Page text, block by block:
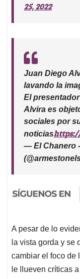
25, 2022
Juan Diego
lavando la
El
Alvira es
sociales por
noticias
— El Chanero
A pesar de lo
la vista gorda y se
cambiar el foco de
le llueven críticas